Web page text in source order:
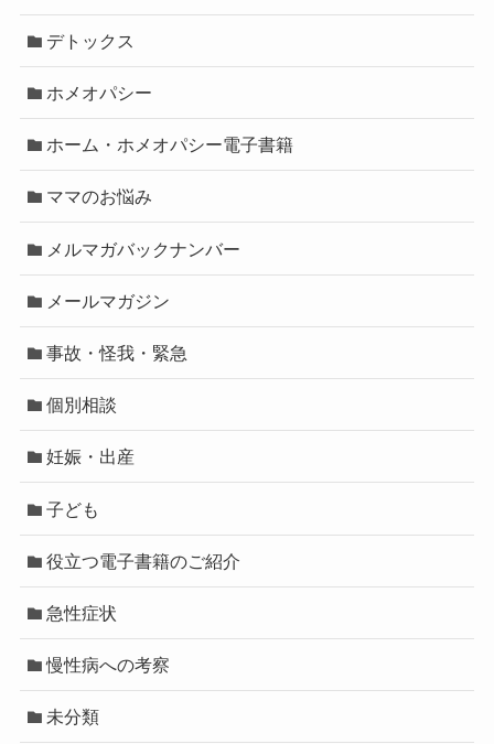
デトックス
ホメオパシー
ホーム・ホメオパシー電子書籍
ママのお悩み
メルマガバックナンバー
メールマガジン
事故・怪我・緊急
個別相談
妊娠・出産
子ども
役立つ電子書籍のご紹介
急性症状
慢性病への考察
未分類